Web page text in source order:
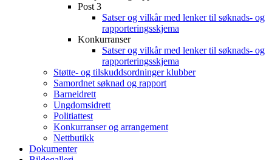
Post 3
Satser og vilkår med lenker til søknads- og
rapporteringsskjema
Konkurranser
Satser og vilkår med lenker til søknads- og
rapporteringsskjema
Støtte- og tilskuddsordninger klubber
Samordnet søknad og rapport
Barneidrett
Ungdomsidrett
Politiattest
Konkurranser og arrangement
Nettbutikk
Dokumenter